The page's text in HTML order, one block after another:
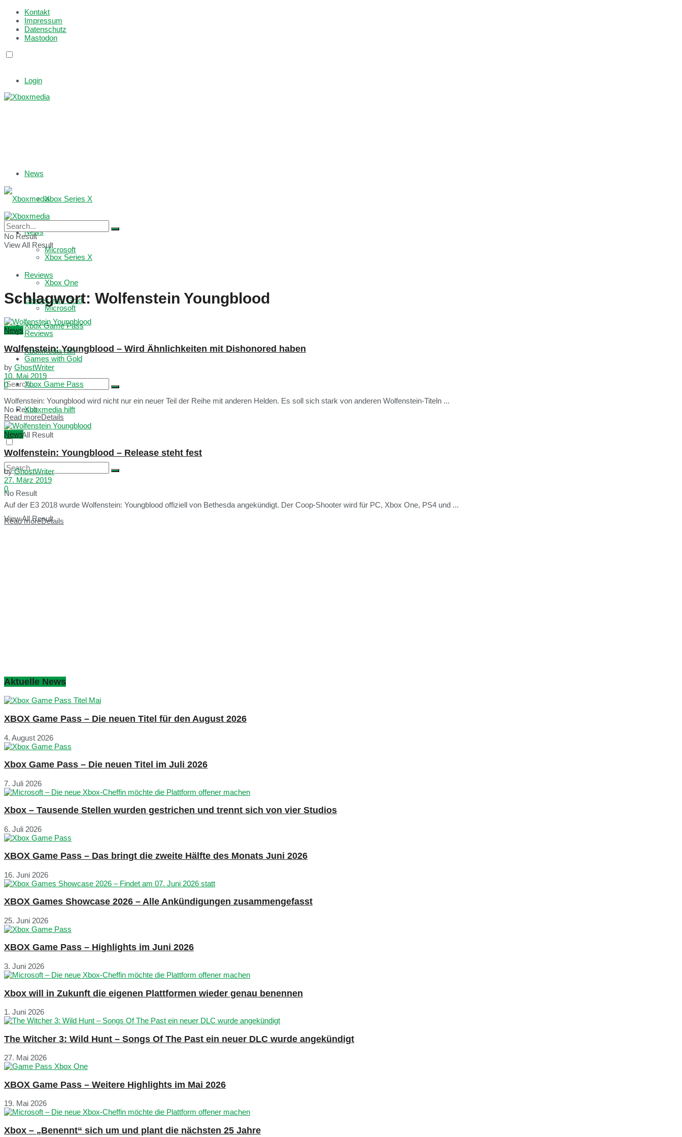
Kontakt
Impressum
Datenschutz
Mastodon
Login
News
Xbox Series X
Microsoft
Reviews
Games with Gold
Xbox Game Pass
Xboxmedia hilft
No Result
View All Result
News
Xbox Series X
Xbox One
Microsoft
Reviews
Games with Gold
Xbox Game Pass
Xboxmedia hilft
No Result
View All Result
No Result
View All Result
Schlagwort: Wolfenstein Youngblood
News
Wolfenstein: Youngblood – Wird Ähnlichkeiten mit Dishonored haben
by GhostWriter
10. Mai 2019
0
Wolfenstein: Youngblood wird nicht nur ein neuer Teil der Reihe mit anderen Helden. Es soll sich stark von anderen Wolfenstein-Titeln ...
Read moreDetails
News
Wolfenstein: Youngblood – Release steht fest
by GhostWriter
27. März 2019
0
Auf der E3 2018 wurde Wolfenstein: Youngblood offiziell von Bethesda angekündigt. Der Coop-Shooter wird für PC, Xbox One, PS4 und ...
Read moreDetails
Aktuelle News
XBOX Game Pass – Die neuen Titel für den August 2026
4. August 2026
Xbox Game Pass – Die neuen Titel im Juli 2026
7. Juli 2026
Xbox – Tausende Stellen wurden gestrichen und trennt sich von vier Studios
6. Juli 2026
XBOX Game Pass – Das bringt die zweite Hälfte des Monats Juni 2026
16. Juni 2026
XBOX Games Showcase 2026 – Alle Ankündigungen zusammengefasst
25. Juni 2026
XBOX Game Pass – Highlights im Juni 2026
3. Juni 2026
Xbox will in Zukunft die eigenen Plattformen wieder genau benennen
1. Juni 2026
The Witcher 3: Wild Hunt – Songs Of The Past ein neuer DLC wurde angekündigt
27. Mai 2026
XBOX Game Pass – Weitere Highlights im Mai 2026
19. Mai 2026
Xbox – „Benennt“ sich um und plant die nächsten 25 Jahre